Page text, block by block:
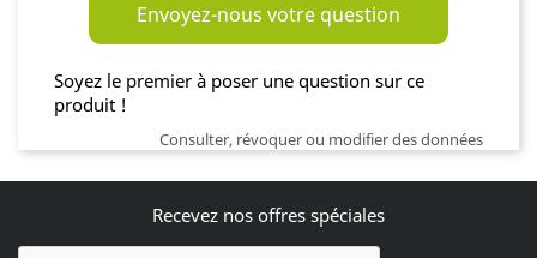
Envoyez-nous votre question
Soyez le premier à poser une question sur ce
produit !
Consulter, révoquer ou modifier des données
Recevez nos offres spéciales